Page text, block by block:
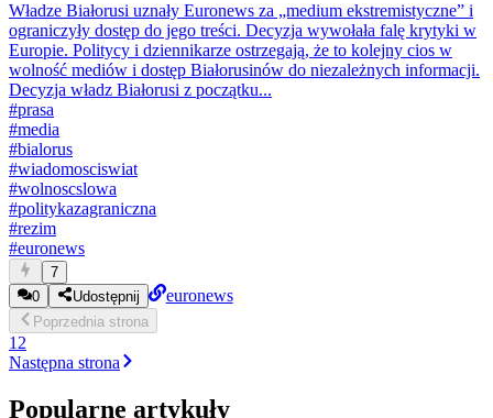
Władze Białorusi uznały Euronews za „medium ekstremistyczne” i
ograniczyły dostęp do jego treści. Decyzja wywołała falę krytyki w
Europie. Politycy i dziennikarze ostrzegają, że to kolejny cios w
wolność mediów i dostęp Białorusinów do niezależnych informacji.
Decyzja władz Białorusi z początku...
#prasa
#media
#bialorus
#wiadomosciswiat
#wolnoscslowa
#politykazagraniczna
#rezim
#euronews
7
0
Udostępnij euronews
Poprzednia strona
1 2
Następna strona
Popularne artykuły